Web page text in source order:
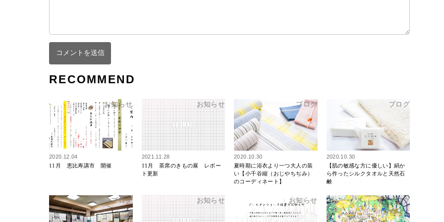
RECOMMEND
お知らせ
2020.12.04
11月 恵比寿講市 開催
お知らせ
2021.11.28
11月 茶席のきもの展 レポー
ト更新
ブログ
2020.10.30
夏時期に浴衣より一つ大人の装
い【小千谷縮（おじやちぢみ）
のコーディネート】
ブログ
2020.10.30
【肌の敏感な方に優しい】絹か
ら作ったシルクタオルと天然石
鹸
ブログ お知らせ お知らせ ブログ